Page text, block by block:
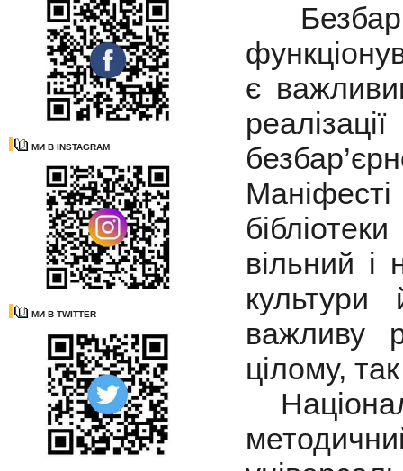
МИ В INSTAGRAM
МИ В TWITTER
є
вільний і
культури
важливу
цілому,